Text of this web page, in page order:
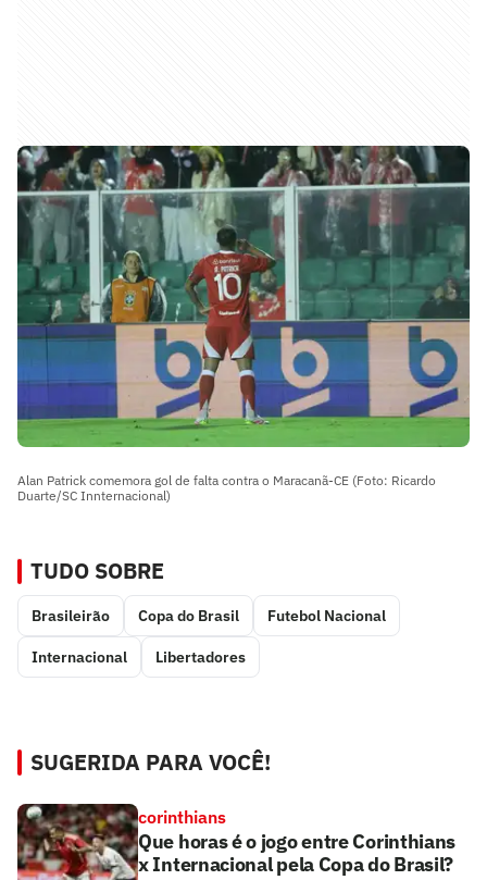
Alan Patrick comemora gol de falta contra o Maracanã-CE (Foto: Ricardo
Duarte/SC Innternacional)
TUDO SOBRE
Brasileirão Copa do Brasil Futebol Nacional
Internacional Libertadores
SUGERIDA PARA VOCÊ!
corinthians
Que horas é o jogo entre Corinthians
x Internacional pela Copa do Brasil?